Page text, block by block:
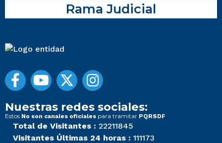
Rama Judicial
Nuestras redes sociales:
Estos No son canales oficiales para tramitar PQRSDF
Total de Visitantes : 22211845
Visitantes Últimas 24 horas : 111173